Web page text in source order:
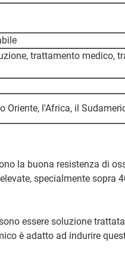
trattamento medico,
Oriente, l'Africa, il
la buona resistenza di
specialmente sopra
essere soluzione
è adatto ad indurire